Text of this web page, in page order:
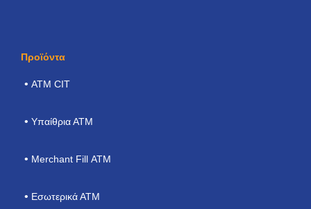
Προϊόντα
ΑΤΜ CIT
Υπαίθρια ΑΤΜ
Merchant Fill ΑΤΜ
Εσωτερικά ΑΤΜ